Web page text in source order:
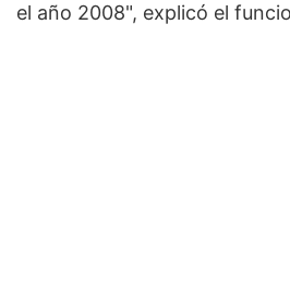
el año 2008", explicó el